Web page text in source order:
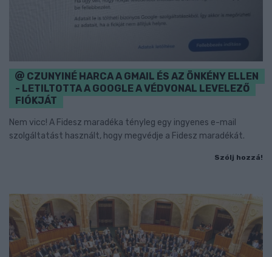
CZUNYINÉ HARCA A GMAIL ÉS AZ ÖNKÉNY ELLEN
- LETILTOTTA A GOOGLE A VÉDVONAL LEVELEZŐ
FIÓKJÁT
Nem vicc! A Fidesz maradéka tényleg egy ingyenes e-mail
szolgáltatást használt, hogy megvédje a Fidesz maradékát.
Szólj hozzá!